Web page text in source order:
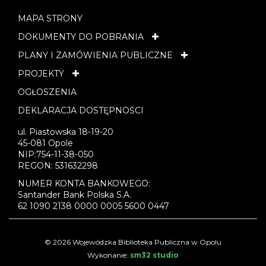
MAPA STRONY
DOKUMENTY DO POBRANIA
PLANY I ZAMÓWIENIA PUBLICZNE
PROJEKTY
OGŁOSZENIA
DEKLARACJA DOSTĘPNOŚCI
ul. Piastowska 18-19-20
45-081 Opole
NIP:754-11-38-050
REGON: 531632298
NUMER KONTA BANKOWEGO:
Santander Bank Polska S.A.
62 1090 2138 0000 0005 5600 0447
© 2026 Wojewódzka Biblioteka Publiczna w Opolu
Wykonanie: sm32 studio